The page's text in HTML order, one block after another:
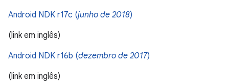
Android NDK r17c (junho de 2018)
(link em inglês)
Android NDK r16b (dezembro de 2017)
(link em inglês)